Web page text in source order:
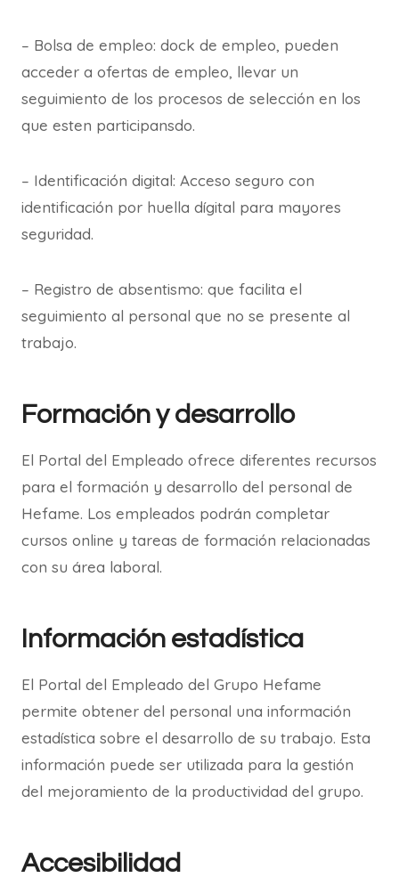
– Bolsa de empleo: dock de empleo, pueden
acceder a ofertas de empleo, llevar un
seguimiento de los procesos de selección en los
que esten participansdo.
– Identificación digital: Acceso seguro con
identificación por huella dígital para mayores
seguridad.
– Registro de absentismo: que facilita el
seguimiento al personal que no se presente al
trabajo.
Formación y desarrollo
El Portal del Empleado ofrece diferentes recursos
para el formación y desarrollo del personal de
Hefame. Los empleados podrán completar
cursos online y tareas de formación relacionadas
con su área laboral.
Información estadística
El Portal del Empleado del Grupo Hefame
permite obtener del personal una información
estadística sobre el desarrollo de su trabajo. Esta
información puede ser utilizada para la gestión
del mejoramiento de la productividad del grupo.
Accesibilidad